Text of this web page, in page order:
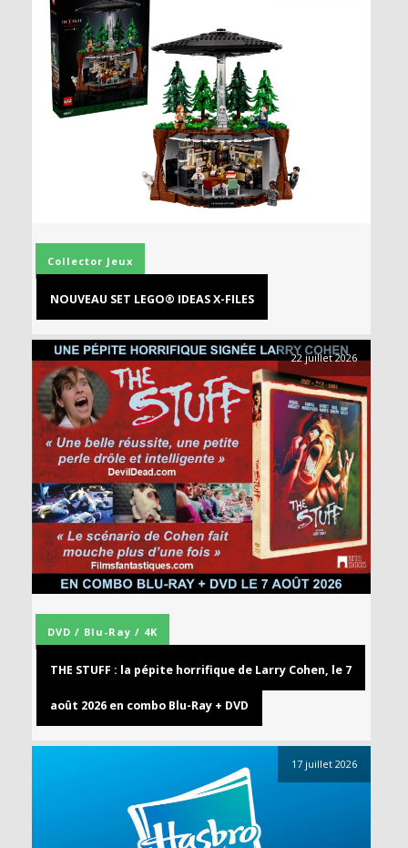
Collector Jeux
NOUVEAU SET LEGO® IDEAS X-FILES
22 juillet 2026
DVD / Blu-Ray / 4K
THE STUFF : la pépite horrifique de Larry Cohen, le 7
août 2026 en combo Blu-Ray + DVD
17 juillet 2026